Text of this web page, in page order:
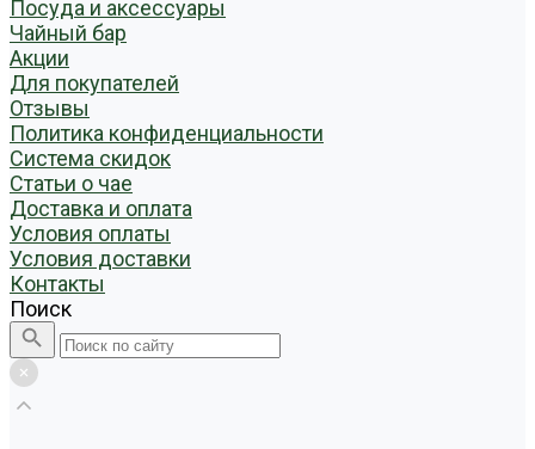
Посуда и аксессуары
Чайный бар
Акции
Для покупателей
Отзывы
Политика конфиденциальности
Система скидок
Статьи о чае
Доставка и оплата
Условия оплаты
Условия доставки
Контакты
Поиск